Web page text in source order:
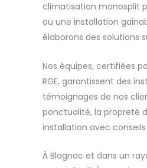
climatisation monosplit
ou une installation
élaborons des solutions
Nos équipes, certifiées
RGE, garantissent des
témoignages de nos
ponctualité, la propreté
installation avec conseils
À Blagnac et dans un